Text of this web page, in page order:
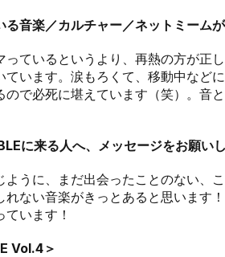
る音楽／カルチャー／ネットミーム
ているというより、再熱の方が正
ています。涙もろくて、移動中など
ので必死に堪えています（笑）。音
に来る人へ、メッセージをお願い
うに、まだ出会ったことのない、
れない音楽がきっとあると思いま
います！
Vol.4＞